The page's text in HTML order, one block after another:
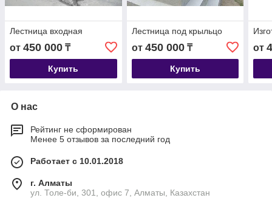
Лестница входная
от 450 000 ₸
Купить
Лестница под крыльцо
от 450 000₸
Купить
от
О нас
Рейтинг не сформирован
Менее 5 отзывов за последний год
Работает с 10.01.2018
г. Алматы
ул. Толе-би, 301, офис 7, Алматы, Казахстан